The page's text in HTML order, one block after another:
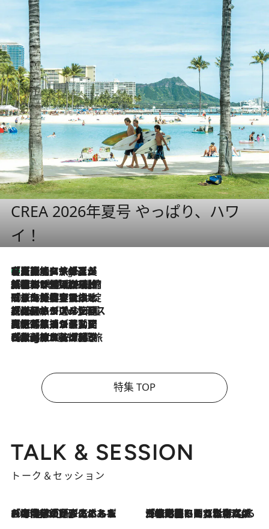
CREA 2026年夏号 やっぱり、ハワ
イ！
6 Hours Ago
【厳選旅コスメ】「多機能アイテムがメイン！」旅好き美容エディターが選んだ夏旅ベストコスメを発表【Mサイズジップ】
2026.8.6
「荷物が増えるほど旅ストレスは増す」美容ジャーナリストがたどり着いた最終結論。“化粧品を劇的に減らす”感動の凝縮美容とは
2026.8.6
「旅先には金髪ウィッグを持参」日本と同じメイクでは損してる!? 美容ジャーナリストが提案する“掟破りの旅美容”とは
2026.8.6
【厳選旅コスメ】「身軽さ＆UV対策重視！」ヘアアーティストshucoが選んだ夏旅ベストコスメを発表【Mサイズジップ】
2026.8.5
【厳選旅コスメ】国内をあちこち移動する河井菜摘が選んだ夏旅ベストコスメ発表！「リラックスアイテムはマスト」【Mサイズジップ】
2026.8.4
【厳選旅コスメ】「紫外線＆乾燥対策しながらメイク感も！」ヘア＆メイクGeorgeが選んだ夏旅ベストコスメを発表！【Mサイズジップ】
特集 TOP
TALK & SESSION
トーク＆セッション
2026.8.3
「今後値上げがあるとすれば…」「リスクがあるのは今年の冬」エネルギー専門家が語る、ホルムズ海峡封鎖が家庭にもたらす“ある心配” 2026.8.3
「住宅建てられない…」「サーチャージ料の高値が続いている」ホルムズ海峡封鎖による影響はいつまで続く？《エネルギー専門家に聞く“どうなる日本の暮らし”》